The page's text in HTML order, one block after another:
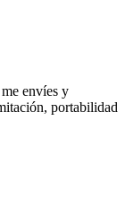
envíes y
portabilidad